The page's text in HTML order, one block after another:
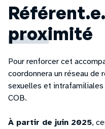
proximité
Pour renforcer cet
coordonnera un réseau de
sexuelles et intrafamiliales
COB.
À partir de juin 2025,